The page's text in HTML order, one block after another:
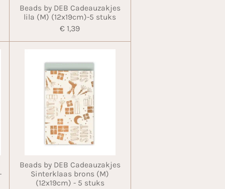
Beads by DEB Cadeauzakjes
lila (M) (12x19cm)-5 stuks
€ 1,39
Beads by DEB Cadeauzakjes
Sinterklaas brons (M)
(12x19cm) - 5 stuks